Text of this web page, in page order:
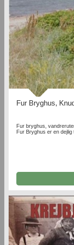
Fur Bryghus,
Fur bryghus,
Fur Bryghus er en dejlig